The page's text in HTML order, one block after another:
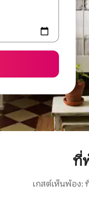
ที่
เกสต์เห็นพ้อง: